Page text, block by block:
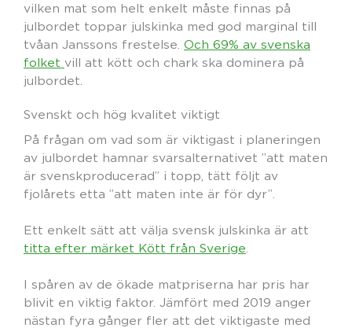
vilken mat som helt enkelt måste finnas på
julbordet toppar julskinka med god marginal till
tvåan Janssons frestelse. Och 69% av svenska
folket vill att kött och chark ska dominera på
julbordet.
Svenskt och hög kvalitet viktigt
På frågan om vad som är viktigast i planeringen
av julbordet hamnar svarsalternativet ”att maten
är svenskproducerad” i topp, tätt följt av
fjolårets etta ”att maten inte är för dyr”.
Ett enkelt sätt att välja svensk julskinka är att
titta efter märket Kött från Sverige
I spåren av de ökade matpriserna har pris har
blivit en viktig faktor. Jämfört med 2019 anger
nästan fyra gånger fler att det viktigaste med